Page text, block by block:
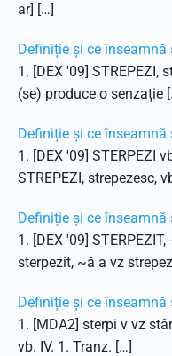
ar] […]
Definiție și ce înseamnă
1. [DEX '09] STREPEZI,
(se) produce o senzație
Definiție și ce înseamnă
1. [DEX '09] STERPEZI
STREPEZI, strepezesc,
Definiție și ce înseamnă
1. [DEX '09]
sterpezit, ~ă a vz
Definiție și ce înseamnă
1. [MDA2] sterpi v vz
vb. IV. 1. Tranz. […]